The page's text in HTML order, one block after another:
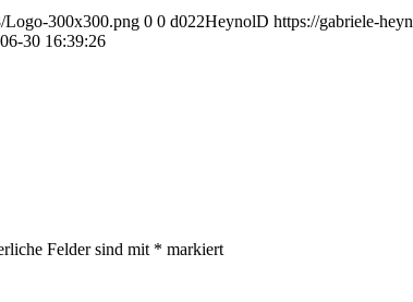
Logo-300x300.png 0 0 d022HeynolD https://gabriele-
30 16:39:26
Felder sind mit * markiert